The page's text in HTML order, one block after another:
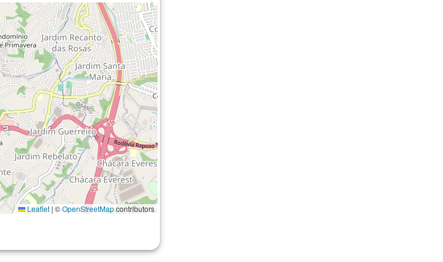
Leaflet | ©OpenStreetMapcontributors